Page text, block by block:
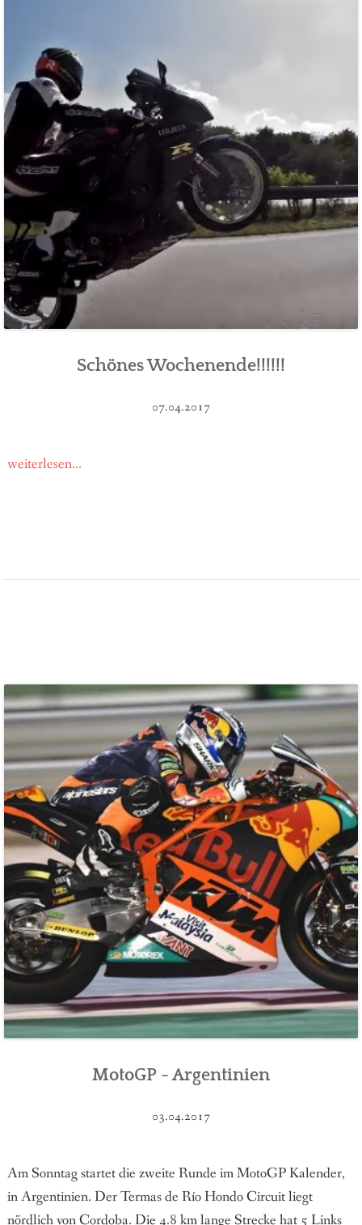
Schönes Wochenende!!!!!!
07.04.2017
weiterlesen...
MotoGP - Argentinien
03.04.2017
Am Sonntag startet die zweite Runde im MotoGP Kalender,
in Argentinien. Der Termas de Río Hondo Circuit liegt
nördlich von Cordoba. Die 4.8 km lange Strecke hat 5 Links